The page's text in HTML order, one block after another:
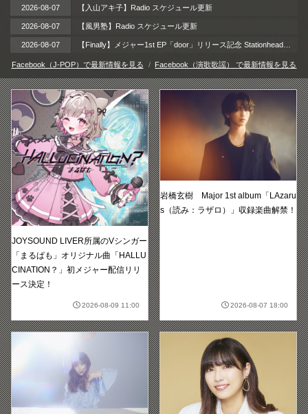
2026-08-07 【入山アキ子】Radio スケジュール更新
2026-08-07 【風男塾】Radio スケジュール更新
2026-08-07
Facebook（J-POP）で最新情報を見る Facebook（演歌歌謡） で最新情報を見る
JOYSOUND LIVER所属のVシンガー
「まるぱも」オリジナル曲「HALLU
CINATION？」初メジャー配信リリ
ース決定！
2026-08-09 11:00
岩橋玄樹 Major 1st album「LAzaru
s（読み：ラザロ）」収録楽曲解禁！
2026-08-07 18:00